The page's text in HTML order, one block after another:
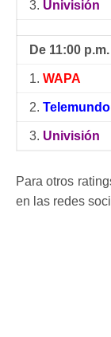
3. Univisión
De 11:00
1. WAPA
2. Telemundo
3. Univisión
Para otros
en las redes